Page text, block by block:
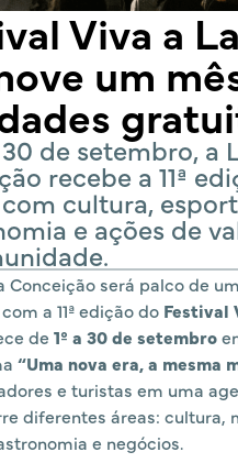
Viva a
um
30 de setembro, a
recebe a 11ª
cultura,
e ações de
Conceição será palco de
a 11ª edição do Festival
de 1º a 30 de setembro
“Uma nova era, a mesma
e turistas em uma
diferentes áreas: cultura,
e negócios.